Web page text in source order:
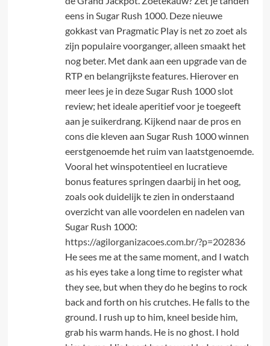
eens in Sugar Rush 1000. Deze nieuwe
gokkast van Pragmatic Play is net zo zoet als
zijn populaire voorganger, alleen smaakt het
nog beter. Met dank aan een upgrade van de
RTP en belangrijkste features. Hierover en
meer lees je in deze Sugar Rush 1000 slot
review; het ideale aperitief voor je toegeeft
aan je suikerdrang. Kijkend naar de pros en
cons die kleven aan Sugar Rush 1000 winnen
eerstgenoemde het ruim van laatstgenoemde.
Vooral het winspotentieel en lucratieve
bonus features springen daarbij in het oog,
zoals ook duidelijk te zien in onderstaand
overzicht van alle voordelen en nadelen van
Sugar Rush 1000:
https://agilorganizacoes.com.br/?p=202836
He sees me at the same moment, and I watch
as his eyes take a long time to register what
they see, but when they do he begins to rock
back and forth on his crutches. He falls to the
ground. I rush up to him, kneel beside him,
grab his warm hands. He is no ghost. I hold